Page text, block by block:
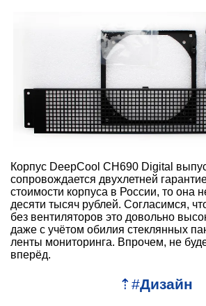
Корпус DeepCool CH690 Digital
сопровождается двухлетней
стоимости корпуса в России, то она
десяти тысяч рублей. Согласимся,
без вентиляторов это довольно
даже с учётом обилия стеклянных
ленты мониторинга. Впрочем, не
вперёд.
⇡ #Дизайн